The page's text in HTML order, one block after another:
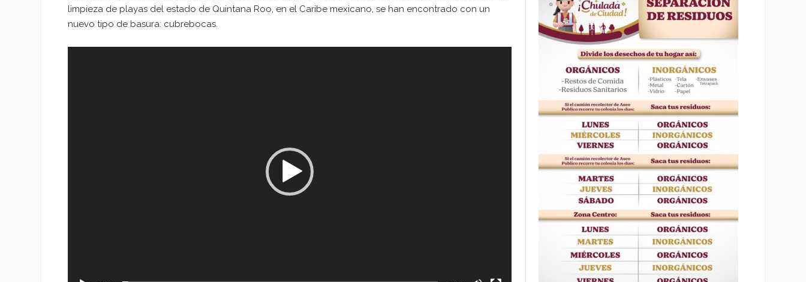
limpieza de playas del estado de Quintana Roo, en el Caribe mexicano, se han encontrado con un
nuevo tipo de basura: cubrebocas.